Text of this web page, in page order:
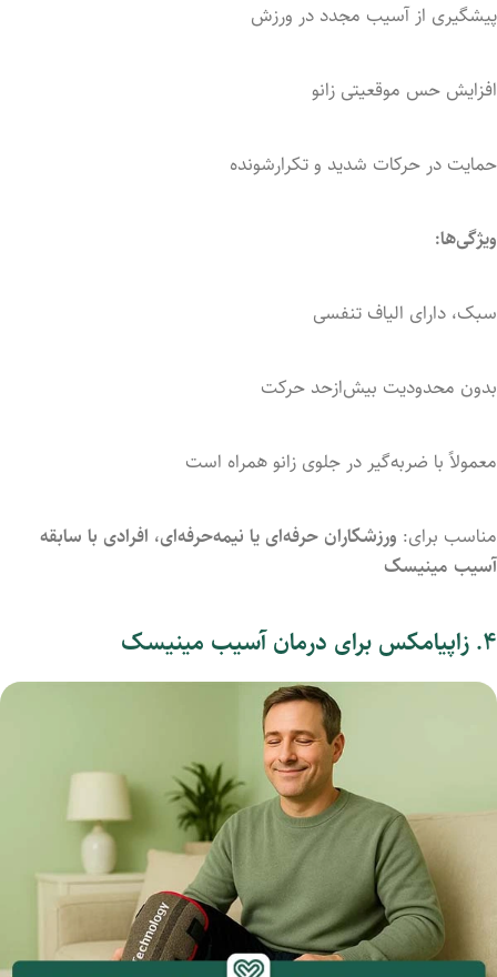
پیشگیری از آسیب مجدد در ورزش
افزایش حس موقعیتی زانو
حمایت در حرکات شدید و تکرارشونده
ویژگی‌ها:
سبک، دارای الیاف تنفسی
بدون محدودیت بیش‌ازحد حرکت
معمولاًبا ضربه‌گیر در جلوی زانو همراه است
مناسب برای: ورزشکاران حرفه‌ای یا نیمه‌حرفه‌ای، افرادی با سابقه
آسیب مینیسک
۴. زاپیامکس برای درمان آسیب مینیسک